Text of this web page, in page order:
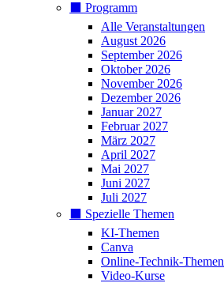
⬛️ Programm
Alle Veranstaltungen
August 2026
September 2026
Oktober 2026
November 2026
Dezember 2026
Januar 2027
Februar 2027
März 2027
April 2027
Mai 2027
Juni 2027
Juli 2027
⬛️ Spezielle Themen
KI-Themen
Canva
Online-Technik-Themen
Video-Kurse